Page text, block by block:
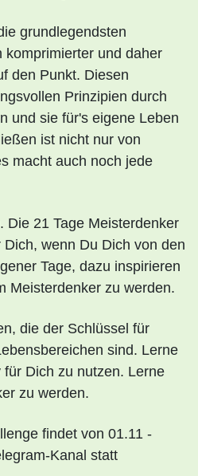
grundlegendsten
komprimierter und daher
den Punkt. Diesen
Prinzipien durch
und sie für's eigene Leben
ist nicht nur von
macht auch noch jede
Die 21 Tage Meisterdenker
wenn Du Dich von den
Tage, dazu inspirieren
Meisterdenker zu werden.
die der Schlüssel für
sind. Lerne
Dich zu nutzen. Lerne
zu werden.
findet von 01.11 -
Kanal statt